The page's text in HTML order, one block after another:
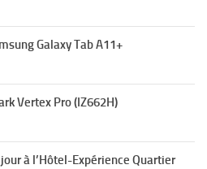
Galaxy Tab A11+
Vertex Pro (IZ662H)
à l’Hôtel-Expérience Quartier